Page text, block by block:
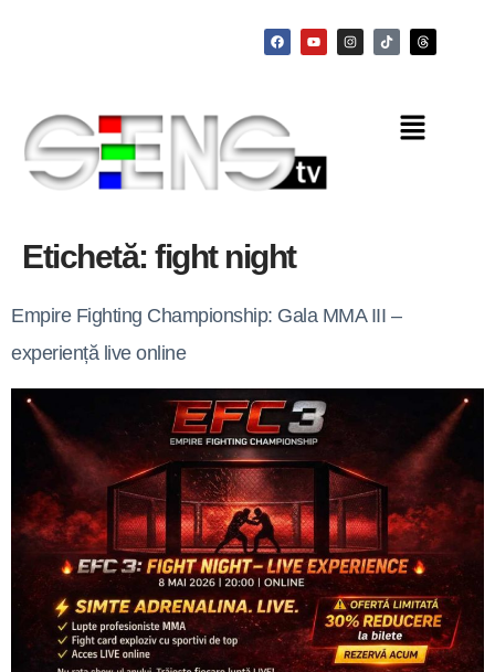
Etichetă: fight night
Empire Fighting Championship: Gala MMA III –
experiență live online